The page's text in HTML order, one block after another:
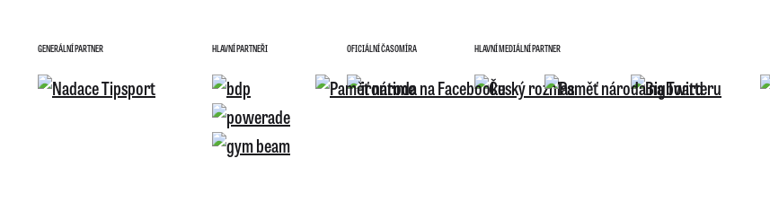
GENERÁLNÍ PARTNER HLAVNÍ PARTNEŘI OFICIÁLNÍ ČASOMÍRA HLAVNÍ MEDIÁLNÍ PARTNER